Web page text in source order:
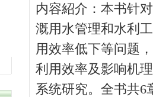
内容紹介：本书针
溉用水管理和水利
用效率低下等问题
利用效率及影响机
系统研究。全书共6